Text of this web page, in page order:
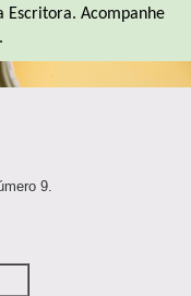
Escritora. Acompanhe
9.